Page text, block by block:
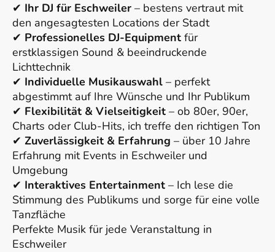
✔ Ihr DJ für Eschweiler – bestens vertraut mit
den angesagtesten Locations der Stadt
✔ Professionelles DJ-Equipment für
erstklassigen Sound & beeindruckende
Lichttechnik
✔ Individuelle Musikauswahl – perfekt
abgestimmt auf Ihre Wünsche und Ihr Publikum
✔ Flexibilität & Vielseitigkeit – ob 80er, 90er,
Charts oder Club-Hits, ich treffe den richtigen Ton
✔ Zuverlässigkeit & Erfahrung – über 10 Jahre
Erfahrung mit Events in Eschweiler und
Umgebung
✔ Interaktives Entertainment – Ich lese die
Stimmung des Publikums und sorge für eine volle
Tanzfläche
Perfekte Musik für jede Veranstaltung in
Eschweiler